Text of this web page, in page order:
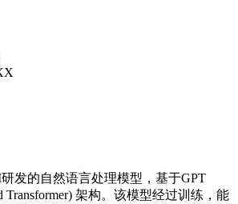
研发的自然语言处理模型，基于GPT
Transformer) 架构。该模型经过训练，能